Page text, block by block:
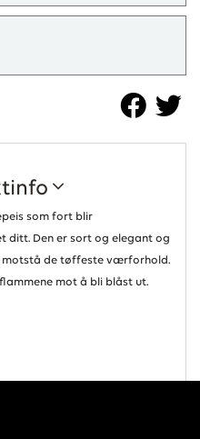
som fort blir
ditt. Den er sort og elegant og
motstå de tøffeste værforhold.
mot å bli blåst ut.